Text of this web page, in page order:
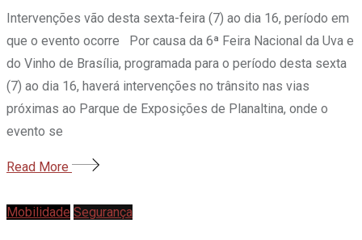
Intervenções vão desta sexta-feira (7) ao dia 16, período em
que o evento ocorre Por causa da 6ª Feira Nacional da Uva e
do Vinho de Brasília, programada para o período desta sexta
(7) ao dia 16, haverá intervenções no trânsito nas vias
próximas ao Parque de Exposições de Planaltina, onde o
evento se
Read More
Mobilidade Segurança